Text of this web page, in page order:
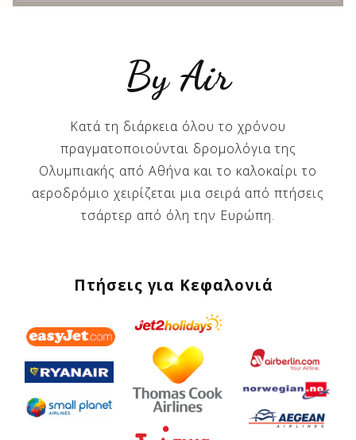
By Air
Κατά τη διάρκεια όλου το χρόνου
πραγματοποιούνται δρομολόγια της
Ολυμπιακής από Αθήνα και το καλοκαίρι το
αεροδρόμιο χειρίζεται μια σειρά από πτήσεις
τσάρτερ από όλη την Ευρώπη.
Πτήσεις για Κεφαλονιά